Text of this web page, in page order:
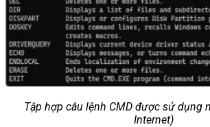
Tập hợp câu lệnh CMD được sử dụng
Internet)